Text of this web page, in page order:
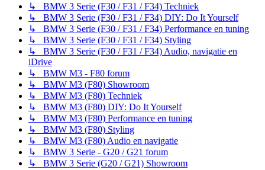
↳ BMW 3 Serie (F30 / F31 / F34) Techniek
↳ BMW 3 Serie (F30 / F31 / F34) DIY: Do It Yourself
↳ BMW 3 Serie (F30 / F31 / F34) Performance en tuning
↳ BMW 3 Serie (F30 / F31 / F34) Styling
↳ BMW 3 Serie (F30 / F31 / F34) Audio, navigatie en
iDrive
↳ BMW M3 - F80 forum
↳ BMW M3 (F80) Showroom
↳ BMW M3 (F80) Techniek
↳ BMW M3 (F80) DIY: Do It Yourself
↳ BMW M3 (F80) Performance en tuning
↳ BMW M3 (F80) Styling
↳ BMW M3 (F80) Audio en navigatie
↳ BMW 3 Serie - G20 / G21 forum
↳ BMW 3 Serie (G20 / G21) Showroom